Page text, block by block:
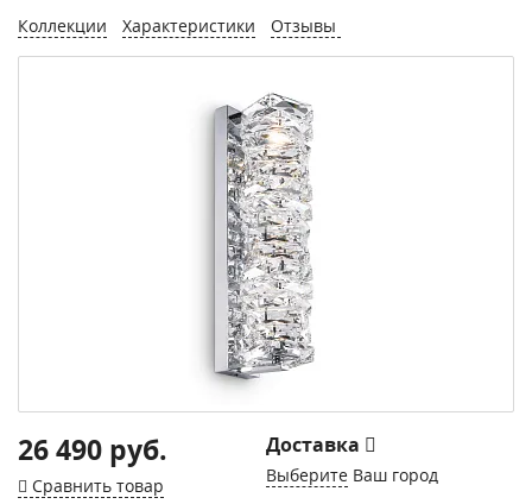
Коллекции Характеристики Отзывы
26 490 руб.
Сравнить товар
Доставка
Выберите Ваш город